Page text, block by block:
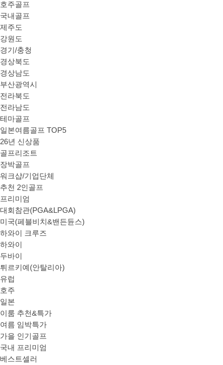
호주골프
국내골프
제주도
강원도
경기/충청
경상북도
경상남도
부산광역시
전라북도
전라남도
테마골프
일본여름골프 TOP5
26년 신상품
골프리조트
장박골프
워크샵/기업단체
추천 2인골프
프리미엄
대회참관(PGA&LPGA)
미국(페블비치&밴든듄스)
하와이 크루즈
하와이
두바이
튀르키예(안탈리아)
유럽
호주
일본
이룸 추천&특가
여름 임박특가
가을 인기골프
국내 프리미엄
베스트셀러